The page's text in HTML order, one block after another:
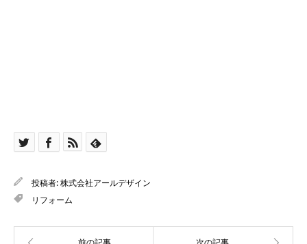
投稿者:株式会社アールデザイン
リフォーム